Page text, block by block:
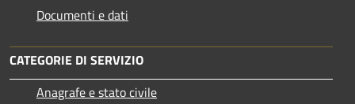
Documenti e dati
CATEGORIE DI SERVIZIO
Anagrafe e stato civile